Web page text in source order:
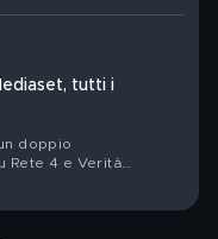
tutti i
doppio
Rete 4 e Verità